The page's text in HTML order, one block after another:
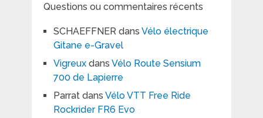
Questions ou commentaires récents
SCHAEFFNERdans Vélo électrique
Gitane e-Gravel
Vigreuxdans Vélo Route Sensium
700 de Lapierre
Parratdans Vélo VTT Free Ride
Rockrider FR6 Evo